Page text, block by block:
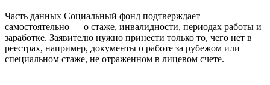
Часть данных Социальный фонд подтверждает
самостоятельно — о стаже, инвалидности, периодах работы и
заработке. Заявителю нужно принести только то, чего нет в
реестрах, например, документы о работе за рубежом или
специальном стаже, не отраженном в лицевом счете.